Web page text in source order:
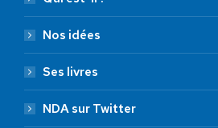
Nos idées
Ses livres
NDA sur Twitter